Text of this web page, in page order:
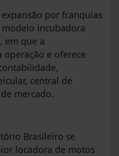
por franquias
incubadora
em que a
e oferece
central de
mercado.
Brasileiro se
locadora de motos